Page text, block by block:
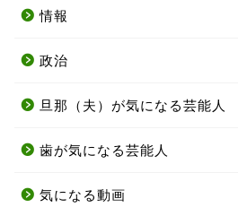
情報
政治
旦那（夫）が気になる芸能人
歯が気になる芸能人
気になる動画